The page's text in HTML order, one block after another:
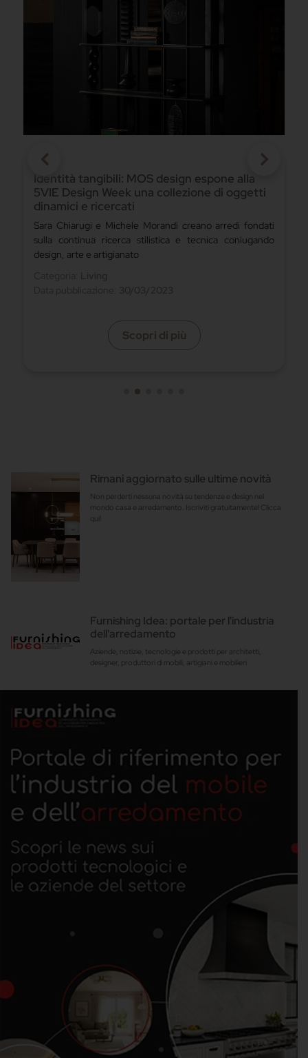
Il sistema modulare Atlante di Tomasella
valorizza la zona living e la rende ricercata
Tomasella è una azienda in continua crescita in grado di
ascoltare e soddisfare il mercato con collezioni di
tendenza apprezzate in tutto il mondo
Categoria:Living
Scopri di più
Rimani aggiornato sulle ultime novità
Non perderti nessuna novità su tendenze e design nel
mondo casa e arredamento. Iscriviti gratuitamente! Clicca
qui!
Furnishing Idea: portale per l'industria
dell'arredamento
Aziende, notizie, tecnologie e prodotti per architetti,
designer, produttori di mobili, artigiani e mobilieri